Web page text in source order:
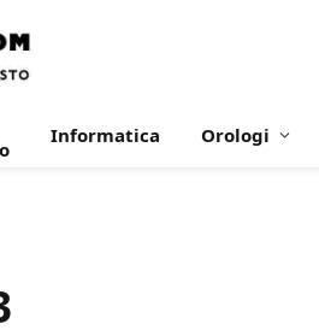
Informatica Orologi